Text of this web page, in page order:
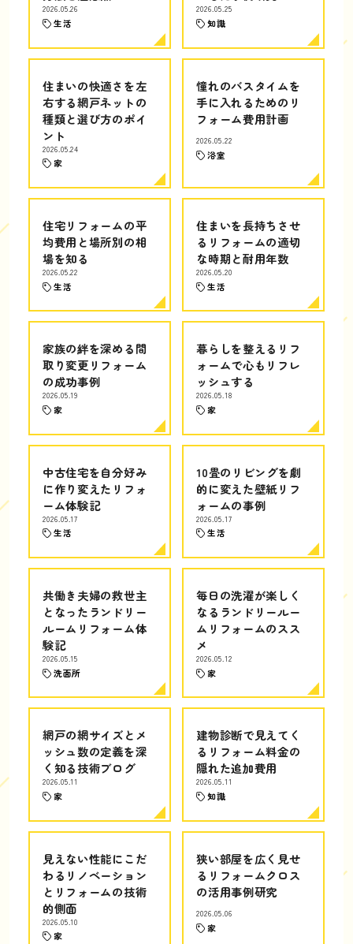
2026.05.26
生活
2026.05.25
知識
住まいの快適さを左
右する網戸ネットの
種類と選び方のポイ
ント
2026.05.24
家
憧れのバスタイムを
手に入れるためのリ
フォーム費用計画
2026.05.22
浴室
住宅リフォームの平
均費用と場所別の相
場を知る
2026.05.22
生活
住まいを長持ちさせ
るリフォームの適切
な時期と耐用年数
2026.05.20
生活
家族の絆を深める間
取り変更リフォーム
の成功事例
2026.05.19
家
暮らしを整えるリフ
ォームで心もリフレ
ッシュする
2026.05.18
家
中古住宅を自分好み
に作り変えたリフォ
ーム体験記
2026.05.17
生活
10畳のリビングを劇
的に変えた壁紙リフ
ォームの事例
2026.05.17
生活
共働き夫婦の救世主
となったランドリー
ルームリフォーム体
験記
2026.05.15
洗面所
毎日の洗濯が楽しく
なるランドリールー
ムリフォームのスス
メ
2026.05.12
家
網戸の網サイズとメ
ッシュ数の定義を深
く知る技術ブログ
2026.05.11
家
建物診断で見えてく
るリフォーム料金の
隠れた追加費用
2026.05.11
知識
見えない性能にこだ
わるリノベーション
とリフォームの技術
的側面
2026.05.10
家
狭い部屋を広く見せ
るリフォームクロス
の活用事例研究
2026.05.06
家